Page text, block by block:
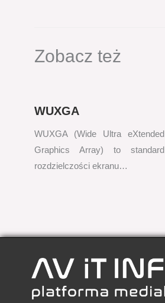
Zobacz też
WUXGA
WUXGA (Wide Ultra eXtended
Graphics Array) to standard
rozdzielczości ekranu…